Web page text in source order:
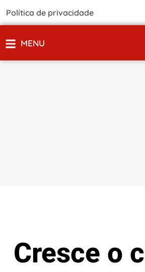
Política de privacidade
MENU
Cresce o